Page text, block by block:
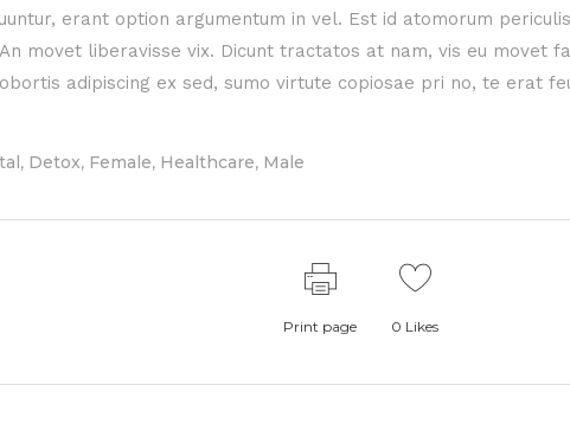
erant option argumentum in vel. Est id atomorum
movet liberavisse vix. Dicunt tractatos at nam, vis eu movet
adipiscing ex sed, sumo virtute copiosae pri no, te erat
, Detox, Female, Healthcare, Male
Print page 0 Likes